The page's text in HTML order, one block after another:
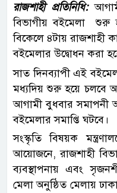
রাজশাহী প্রতিনিধি:
বিভাগীয় বইমেলা শুরু
বিকেলে ৪টায় রাজশাহী
বইমেলার উদ্বোধন করা
সাত দিনব্যাপী এই
মধ্যদিয় শুরু হয়ে চলবে
আগামী বুধবার সমাপনী
বইমেলার সমাপ্তি ঘটবে।
সংস্কৃতি বিষয়ক
আয়োজনে, রাজশাহী
ব্যবস্থাপনায় এবং
মেলা অনুষ্ঠিত মেলায়